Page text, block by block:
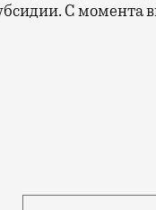
С момента
сбор на